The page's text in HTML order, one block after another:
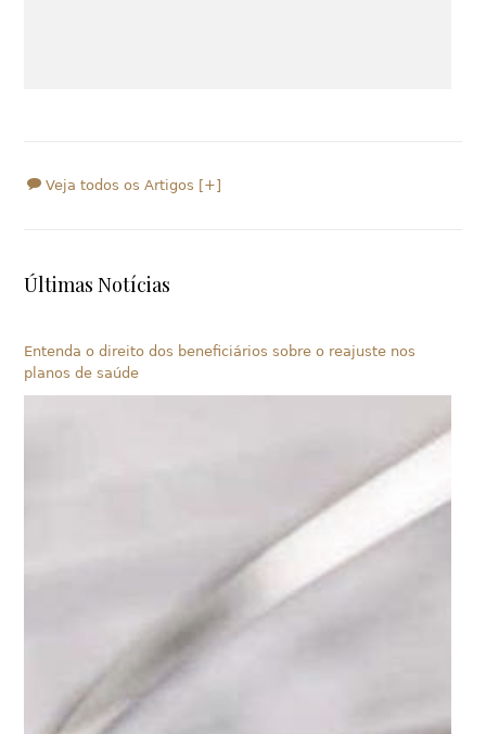
Veja todos os Artigos [+]
Últimas Notícias
Entenda o direito dos beneficiários sobre o reajuste nos
planos de saúde